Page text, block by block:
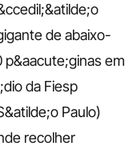
de abaixo-
p&aacute;ginas em
da Fiesp
Paulo)
recolher